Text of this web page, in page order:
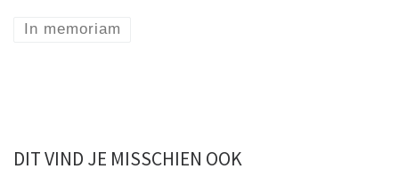
In memoriam
DIT VIND JE MISSCHIEN OOK